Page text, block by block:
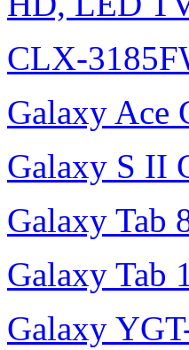
CLX-
Galaxy Ace
Galaxy S II
Galaxy Tab
Galaxy Tab
Galaxy